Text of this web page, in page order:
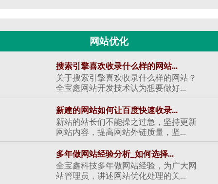
网站优化
搜索引擎喜欢收录什么样的网站...
关于搜索引擎喜欢收录什么样的网站？
全宝鑫网站开发技术认为想要做好...
新建的网站如何让百度快速收录...
新站的站长们不能操之过急，坚持更新
网站内容，提高网站外链质量，坚...
多年做网站经验分析_如何选择...
全宝鑫科技多年做网站经验，为广大网
站管理员，讲述网站优化处理的关...